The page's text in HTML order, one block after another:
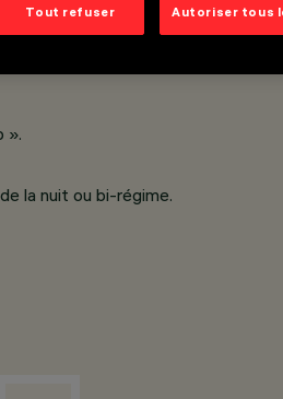
».
la nuit ou bi-régime.
Tout refuser Autoriser tous